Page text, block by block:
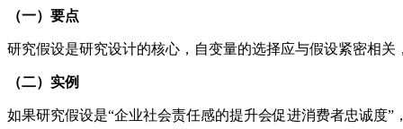
（一）要点
研究假设是研究设计的核心，自变量的选择应与假设紧密相关
（二）实例
如果研究假设是“企业社会责任感的提升会促进消费者忠诚度